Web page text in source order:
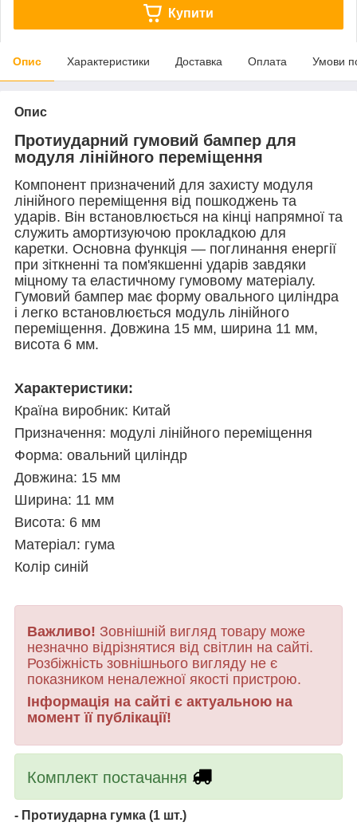
Купити
Опис Характеристики Доставка Оплата Умови
Опис
Протиударний гумовий бампер для
модуля лінійного переміщення
Компонент призначений для захисту модуля
лінійного переміщення від пошкоджень та
ударів. Він встановлюється на кінці напрямної та
служить амортизуючою прокладкою для
каретки. Основна функція — поглинання енергії
при зіткненні та пом'якшенні ударів завдяки
міцному та еластичному гумовому матеріалу.
Гумовий бампер має форму овального циліндра
і легко встановлюється модуль лінійного
переміщення. Довжина 15 мм, ширина 11 мм,
висота 6 мм.
Характеристики:
Країна виробник: Китай
Призначення: модулі лінійного переміщення
Форма: овальний циліндр
Довжина: 15 мм
Ширина: 11 мм
Висота: 6 мм
Матеріал: гума
Колір синій
Важливо! Зовнішній вигляд товару може
незначно відрізнятися від світлин на сайті.
Розбіжність зовнішнього вигляду не є
показником неналежної якості пристрою.
Інформація на сайті є актуальною на
момент її публікації!
Комплект постачання
- Протиударна гумка (1 шт.)